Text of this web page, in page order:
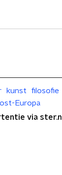
kunst
filosofie
Europa
via ster.nl